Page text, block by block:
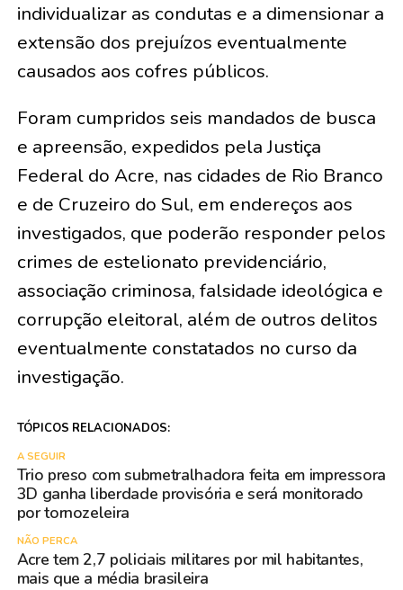
individualizar as condutas e a dimensionar a
extensão dos prejuízos eventualmente
causados aos cofres públicos.
Foram cumpridos seis mandados de busca
e apreensão, expedidos pela Justiça
Federal do Acre, nas cidades de Rio Branco
e de Cruzeiro do Sul, em endereços aos
investigados, que poderão responder pelos
crimes de estelionato previdenciário,
associação criminosa, falsidade ideológica e
corrupção eleitoral, além de outros delitos
eventualmente constatados no curso da
investigação.
TÓPICOS RELACIONADOS:
A SEGUIR
Trio preso com submetralhadora feita em impressora
3D ganha liberdade provisória e será monitorado
por tornozeleira
NÃO PERCA
Acre tem 2,7 policiais militares por mil habitantes,
mais que a média brasileira